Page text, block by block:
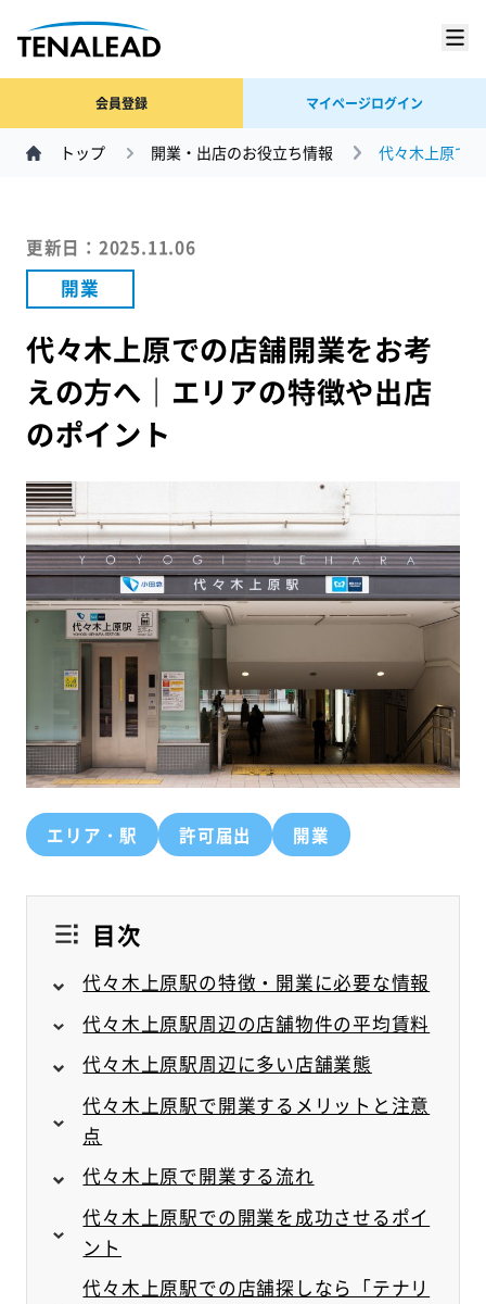
会員登録 マイページログイン
トップ 開業・出店のお役立ち情報 代々木上原で
更新日：2025.11.06
開業
代々木上原での店舗開業をお考
えの方へ｜エリアの特徴や出店
のポイント
エリア・駅 許可届出 開業
目次
代々木上原駅の特徴・開業に必要な情報
代々木上原駅周辺の店舗物件の平均賃料
代々木上原駅周辺に多い店舗業態
代々木上原駅で開業するメリットと注意
点
代々木上原で開業する流れ
代々木上原駅での開業を成功させるポイ
ント
代々木上原駅での店舗探しなら「テナリ